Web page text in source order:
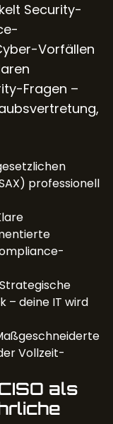
Security-
Vorfällen
Fragen –
professionell
Strategische
– deine IT wird
Vollzeit-
als